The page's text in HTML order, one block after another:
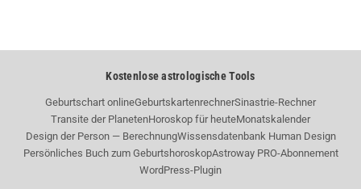
Kostenlose astrologische Tools
Geburtschart onlineGeburtskartenrechnerSinastrie-Rechner
Transite der PlanetenHoroskop für heuteMonatskalender
Design der Person — BerechnungWissensdatenbank Human Design
Persönliches Buch zum GeburtshoroskopAstroway PRO-Abonnement
WordPress-Plugin